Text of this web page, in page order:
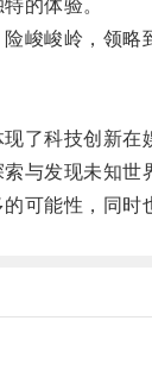
的体验。
峻岭，领略
科技创新在
与发现未知世
能性，同时